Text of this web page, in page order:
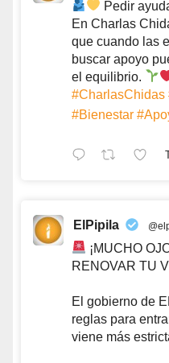
Pedir
En Charlas
que cuando las
buscar apoyo
el equilibrio.
#CharlasChidas
#Bienestar
ElPipila
¡MUCHO
RENOVAR TU
El gobierno de
reglas para
viene más